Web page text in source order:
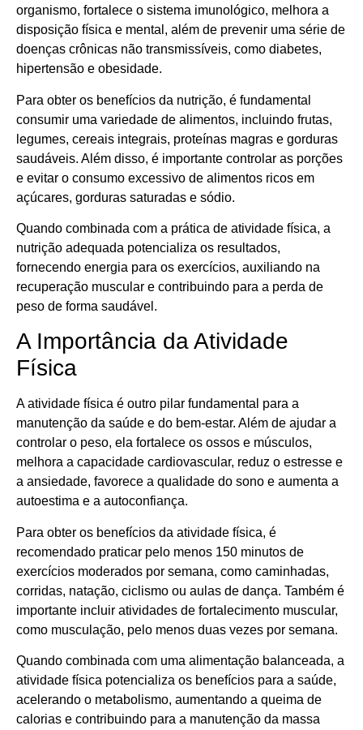
organismo, fortalece o sistema imunológico, melhora a
disposição física e mental, além de prevenir uma série de
doenças crônicas não transmissíveis, como diabetes,
hipertensão e obesidade.
Para obter os benefícios da nutrição, é fundamental
consumir uma variedade de alimentos, incluindo frutas,
legumes, cereais integrais, proteínas magras e gorduras
saudáveis. Além disso, é importante controlar as porções
e evitar o consumo excessivo de alimentos ricos em
açúcares, gorduras saturadas e sódio.
Quando combinada com a prática de atividade física, a
nutrição adequada potencializa os resultados,
fornecendo energia para os exercícios, auxiliando na
recuperação muscular e contribuindo para a perda de
peso de forma saudável.
A Importância da Atividade
Física
A atividade física é outro pilar fundamental para a
manutenção da saúde e do bem-estar. Além de ajudar a
controlar o peso, ela fortalece os ossos e músculos,
melhora a capacidade cardiovascular, reduz o estresse e
a ansiedade, favorece a qualidade do sono e aumenta a
autoestima e a autoconfiança.
Para obter os benefícios da atividade física, é
recomendado praticar pelo menos 150 minutos de
exercícios moderados por semana, como caminhadas,
corridas, natação, ciclismo ou aulas de dança. Também é
importante incluir atividades de fortalecimento muscular,
como musculação, pelo menos duas vezes por semana.
Quando combinada com uma alimentação balanceada, a
atividade física potencializa os benefícios para a saúde,
acelerando o metabolismo, aumentando a queima de
calorias e contribuindo para a manutenção da massa